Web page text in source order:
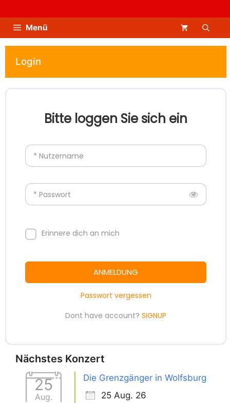
Inhalt
springenMenü
Login
Bitte loggen Sie sich ein
* Nutzername
* Passwort
Erinnere dich an mich
ANMELDUNG
Passwort vergessen
Dont have account? SIGNUP
Nächstes Konzert
25
Aug.
Die Grenzgänger in Wolfsburg
25 Aug. 26